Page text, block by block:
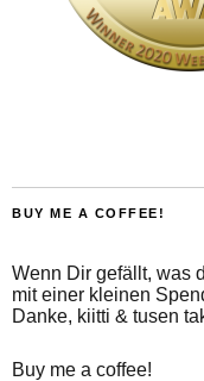
BUY ME A COFFEE!
Wenn Dir gefällt, was
mit einer kleinen
Danke, kiitti & tusen
Buy me a coffee!